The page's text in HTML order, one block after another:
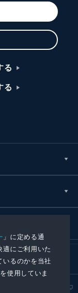
」に定める通
適にご利用いた
いるのかを当社
使用していま
る
る